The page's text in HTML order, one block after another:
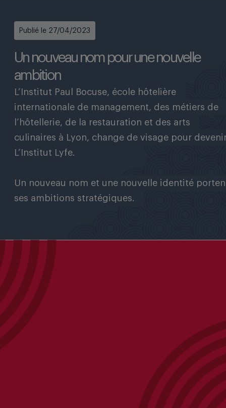
Publié le 27/04/2023
Un nouveau nom pour une nouvelle
ambition
L’Institut Paul Bocuse, école hôtelière
internationale de management, des métiers de
l’hôtellerie, de la restauration et des arts
culinaires à Lyon, change de visage pour
L’Institut Lyfe.
Un nouveau nom et une nouvelle identité
ses ambitions stratégiques.